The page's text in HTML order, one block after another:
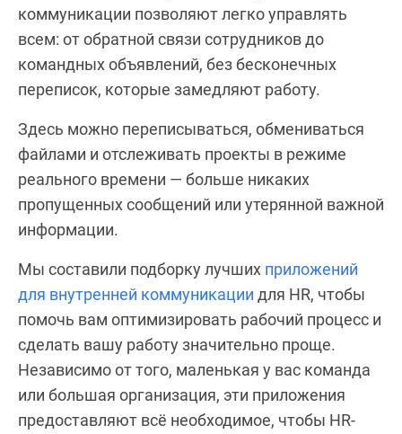
коммуникации позволяют легко управлять
всем: от обратной связи сотрудников до
командных объявлений, без бесконечных
переписок, которые замедляют работу.
Здесь можно переписываться, обмениваться
файлами и отслеживать проекты в режиме
реального времени — больше никаких
пропущенных сообщений или утерянной важной
информации.
Мы составили подборку лучших приложений
для внутренней коммуникации для HR, чтобы
помочь вам оптимизировать рабочий процесс и
сделать вашу работу значительно проще.
Независимо от того, маленькая у вас команда
или большая организация, эти приложения
предоставляют всё необходимое, чтобы HR-